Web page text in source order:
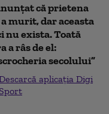
că prietena
murit, dar aceasta
nu exista. Toată
a râs de el:
secolului”
aplicația Digi
Sport